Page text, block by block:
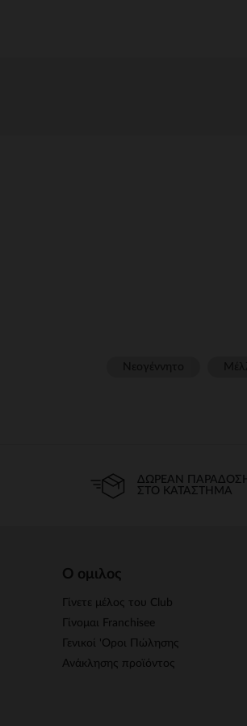
ΔΩΡΕΆΝ ΠΑΡΆΔΟΣΗ
ΣΤΟ ΚΑΤΆΣΤΗΜΑ
Ο ομιλος
Γίνετε μέλος του Club
Γίνομαι Franchisee
Γενικοί 'Οροι Πώλησης
Ανάκλησης προϊόντος